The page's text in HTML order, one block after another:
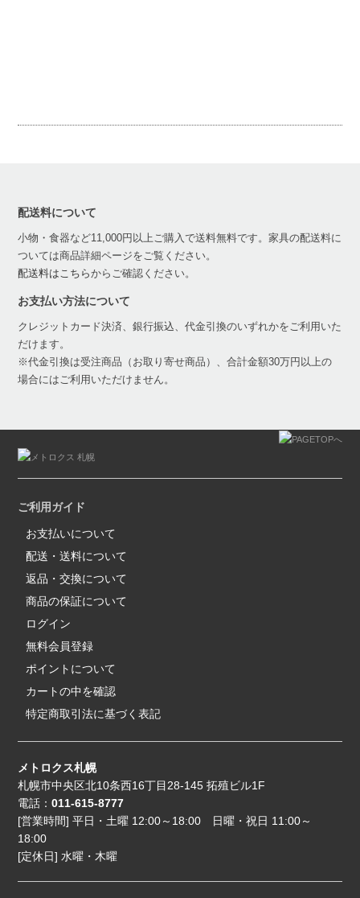
配送料について
小物・食器など11,000円以上ご購入で送料無料です。家具の配送料に
ついては商品詳細ページをご覧ください。
配送料はこちらからご確認ください。
お支払い方法について
クレジットカード決済、銀行振込、代金引換のいずれかをご利用いた
だけます。
※代金引換は受注商品（お取り寄せ商品）、合計金額30万円以上の
場合にはご利用いただけません。
ご利用ガイド
お支払いについて
配送・送料について
返品・交換について
商品の保証について
ログイン
無料会員登録
ポイントについて
カートの中を確認
特定商取引法に基づく表記
メトロクス札幌
札幌市中央区北10条西16丁目28-145 拓殖ビル1F
電話：011-615-8777
[営業時間] 平日・土曜 12:00～18:00 日曜・祝日 11:00～
18:00
[定休日] 水曜・木曜